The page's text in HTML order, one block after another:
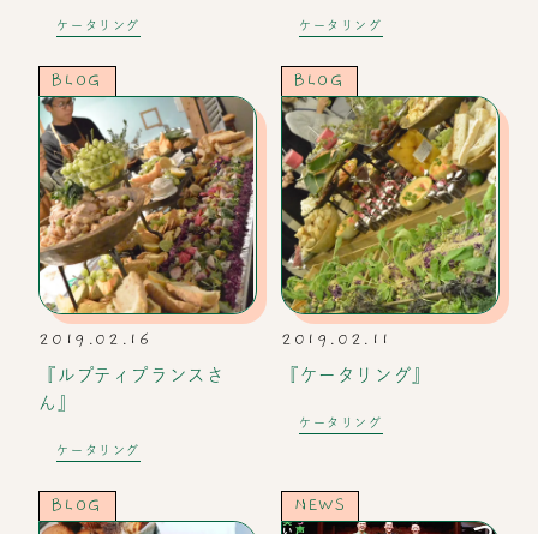
ケータリング ケータリング
BLOG
2019.02.16
『ルプティプランスさ
ん』
ケータリング
BLOG
2019.02.11
『ケータリング』
ケータリング
BLOG NEWS